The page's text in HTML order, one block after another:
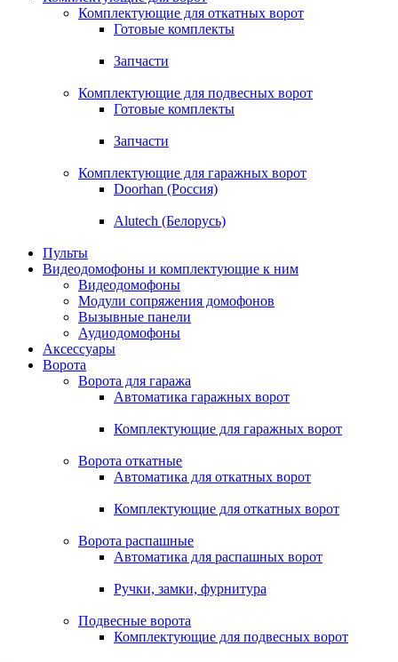
Комплектующие для откатных ворот
Готовые комплекты
Запчасти
Комплектующие для подвесных ворот
Готовые комплекты
Запчасти
Комплектующие для гаражных ворот
Doorhan (Россия)
Alutech (Белорусь)
Пульты
Видеодомофоны и комплектующие к ним
Видеодомофоны
Модули сопряжения домофонов
Вызывные панели
Аудиодомофоны
Аксессуары
Ворота
Ворота для гаража
Автоматика гаражных ворот
Комплектующие для гаражных ворот
Ворота откатные
Автоматика для откатных ворот
Комплектующие для откатных ворот
Ворота распашные
Автоматика для распашных ворот
Ручки, замки, фурнитура
Подвесные ворота
Комплектующие для подвесных ворот